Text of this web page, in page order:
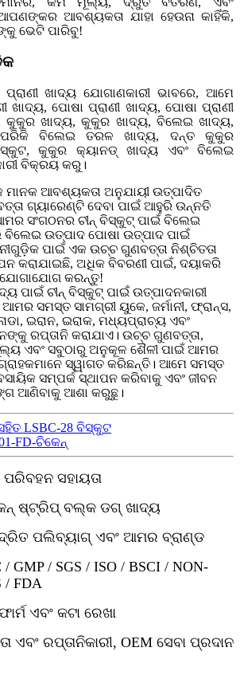
ଆବଶ୍ୟକତା ଯାହା ହେଉନା କାହିଁକି,
ଭେଟି ପାରିବୁ!
ଖାଦ୍ୟ ଯୋଗାଣକାରୀ ଭାବରେ, ଆମେ
ଖାଦ୍ୟ, ପୋଷା ପ୍ରାଣୀ ଖାଦ୍ୟ, ପୋଷା ପ୍ରାଣୀ
କୁକୁର ଖାଦ୍ୟ, କୁକୁର ଖାଦ୍ୟ, ବିଲେଇ ଖାଦ୍ୟ,
ବିଲେଇ ତରଳ ଖାଦ୍ୟ, ଦନ୍ତ କୁକୁର
କୁକୁର କ୍ୟାନଡ୍ ଖାଦ୍ୟ ଏବଂ ବିଲେଇ
ବିକ୍ରୟ କରୁ।
ମାନକ ଆବଶ୍ୟକତା ଅନୁଯାୟୀ ଉତ୍ପାଦିତ
ଗ୍ୟାରେଣ୍ଟି ଦେବା ପାଇଁ ଆହୁରି ଉନ୍ନତି
ସଂଗଠନର ଚୀନ୍ ବିସ୍କୁଟ୍ ପାଇଁ ବିଲେଇ
ଉତ୍ପାଦ ପୋଷା ଉତ୍ପାଦ ପାଇଁ
ପାଇଁ ଏକ ଉଚ୍ଚ ଗୁଣବତ୍ତା ନିଶ୍ଚିତତା
କରାଯାଇଛି, ଅଧିକ ବିବରଣୀ ପାଇଁ, ଦୟାକରି
କରନ୍ତୁ!
ପାଇଁ ଚୀନ୍ ବିସ୍କୁଟ୍ ପାଇଁ ଉତ୍ପାଦନକାରୀ
ସମସ୍ତ ସାମଗ୍ରୀ ୟୁକେ, ଜର୍ମାନୀ, ଫ୍ରାନ୍ସ,
ଇରାନ, ଇରାକ, ମଧ୍ୟପ୍ରାଚ୍ୟ ଏବଂ
ରପ୍ତାନି କରାଯାଏ। ଉଚ୍ଚ ଗୁଣବତ୍ତା,
ଏବଂ ସବୁଠାରୁ ଅନୁକୂଳ ଶୈଳୀ ପାଇଁ ଆମର
ସ୍ୱାଗତ କରିଛନ୍ତି। ଆମେ ସମସ୍ତ
ସମ୍ପର୍କ ସ୍ଥାପନ କରିବାକୁ ଏବଂ ଜୀବନ
ଆଣିବାକୁ ଆଶା କରୁଛୁ।
LSBC-28 ବିସ୍କୁଟ
FD-ଚିକେନ୍
ସହାୟତା
ଷ୍ଟ୍ରିପ୍ ବଲ୍କ ଡଗ୍ ଖାଦ୍ୟ
ପଲିବ୍ୟାଗ୍ ଏବଂ ଆମର ବ୍ରାଣ୍ଡ
/ GMP / SGS / ISO / BSCI / NON-
/ FDA
ଏବଂ କଟା ରେଖା
ଏବଂ ରପ୍ତାନିକାରୀ, OEM ସେବା ପ୍ରଦାନ